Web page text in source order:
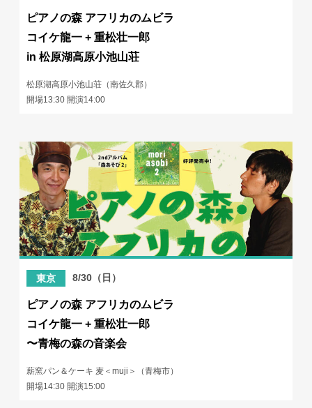
ピアノの森 アフリカのムビラ
コイケ龍一 + 重松壮一郎
in 松原湖高原小池山荘
松原湖高原小池山荘（南佐久郡）
開場13:30 開演14:00
東京 8/30（日）
ピアノの森 アフリカのムビラ
コイケ龍一 + 重松壮一郎
〜青梅の森の音楽会
薪窯パン＆ケーキ 麦＜muji＞（青梅市）
開場14:30 開演15:00